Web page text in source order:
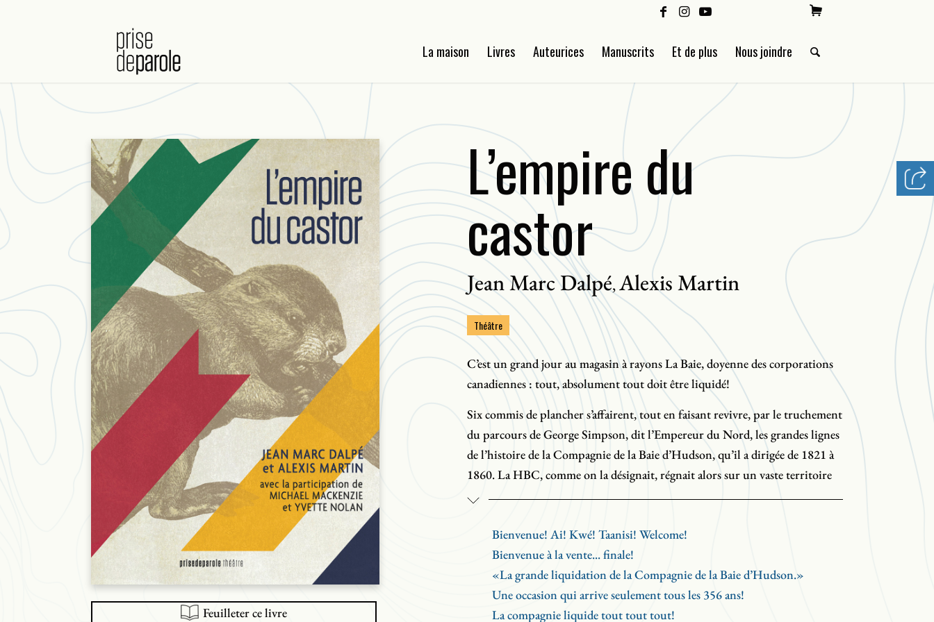
La maison Livres Auteurices Manuscrits Et de plus Nous joindre
Feuilleter ce livre
L’empire du
castor
Jean Marc Dalpé,Alexis Martin
Théâtre
C’est un grand jour au magasin à rayons La Baie, doyenne des corporations
canadiennes : tout, absolument tout doit être liquidé!
Six commis de plancher s’affairent, tout en faisant revivre, par le truchement
du parcours de George Simpson, dit l’Empereur du Nord, les grandes lignes
de l’histoire de la Compagnie de la Baie d’Hudson, qu’il a dirigée de 1821 à
1860. La HBC, comme on la désignait, régnait alors sur un vaste territoire
de 3,5 millions de milles carrés.
ayant croisé sa route fulgurante sont convoqués : trappeurs autochtones,
voyageurs canadiens, guides Métis, capitalistes anglais, épouses «à la façon
Bienvenue! Ai! Kwé! Taanisi! Welcome!
Bienvenue à la vente... finale!
«La grande liquidation de la Compagnie de la Baie d’Hudson.»
Une occasion qui arrive seulement tous les 356 ans!
La compagnie liquide tout tout tout!